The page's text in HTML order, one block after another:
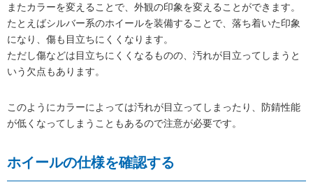
またカラーを変えることで、外観の印象を変えることができます。
たとえばシルバー系のホイールを装備することで、落ち着いた印象
になり、傷も目立ちにくくなります。
ただし傷などは目立ちにくくなるものの、汚れが目立ってしまうと
いう欠点もあります。
このようにカラーによっては汚れが目立ってしまったり、防錆性能
が低くなってしまうこともあるので注意が必要です。
ホイールの仕様を確認する